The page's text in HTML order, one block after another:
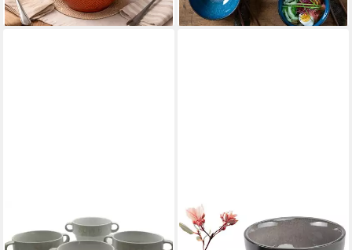
lieferbar - in 3-4 Werktagen bei dir